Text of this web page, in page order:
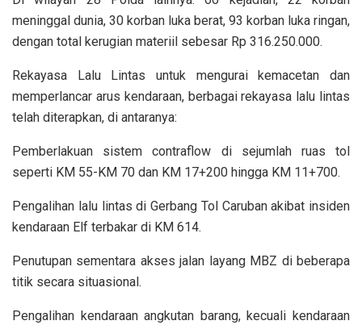
meninggal dunia, 30 korban luka berat, 93 korban luka ringan,
dengan total kerugian materiil sebesar Rp 316.250.000.
Rekayasa Lalu Lintas untuk mengurai kemacetan dan
memperlancar arus kendaraan, berbagai rekayasa lalu lintas
telah diterapkan, di antaranya:
Pemberlakuan sistem contraflow di sejumlah ruas tol
seperti KM 55-KM 70 dan KM 17+200 hingga KM 11+700.
Pengalihan lalu lintas di Gerbang Tol Caruban akibat insiden
kendaraan Elf terbakar di KM 614.
Penutupan sementara akses jalan layang MBZ di beberapa
titik secara situasional.
Pengalihan kendaraan angkutan barang, kecuali kendaraan